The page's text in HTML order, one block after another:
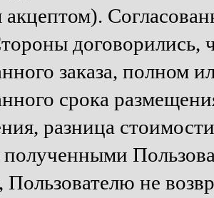
акцептом).
договорились,
заказа, полном
срока
разница
полученными
Пользователю не